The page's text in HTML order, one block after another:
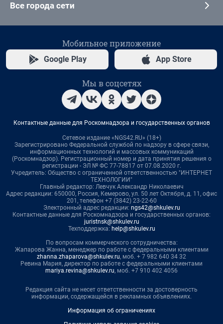
Все города сети
Мобильное приложение
Google Play App Store
Мы в соцсетях
Контактные данные для Роскомнадзора и государственных органов
Сетевое издание «NGS42.RU» (18+)
Зарегистрировано Федеральной службой по надзору в сфере связи,
информационных технологий и массовых коммуникаций
(Роскомнадзор). Регистрационный номер и дата принятия решения о
регистрации - ЭЛ № ФС 77-78817 от 07.08.2020 г.
Учредитель: Общество с ограниченной ответственностью "ИНТЕРНЕТ
ТЕХНОЛОГИИ"
Главный редактор: Левчук Александр Николаевич
Адрес редакции: 650000, Россия, Кемерово, ул. 50 лет Октября, д. 11, офис
201, телефон +7 (3842) 23-22-60
Электронный адрес редакции: ngs42@shkulev.ru
Контактные данные для Роскомнадзора и государственных органов:
juristnsk@shkulev.ru
Техподдержка: help@shkulev.ru
По вопросам коммерческого сотрудничества:
Жапарова Жанна, менеджер по работе с федеральными клиентами
zhanna.zhaparova@shkulev.ru, моб. + 7 982 640 34 32
Ревина Мария, директор по работе с федеральными клиентами
mariya.revina@shkulev.ru, моб. +7 910 402 4056
Редакция сайта не несет ответственности за достоверность
информации, содержащейся в рекламных объявлениях.
Информация об ограничениях